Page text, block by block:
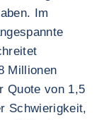
Im
Millionen
Quote von 1,5
Schwierigkeit,